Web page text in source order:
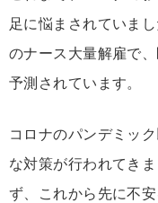
足に悩まされていま
のナース大量解雇で
予測されています。
コロナのパンデミッ
な対策が行われてき
ず、これから先に不